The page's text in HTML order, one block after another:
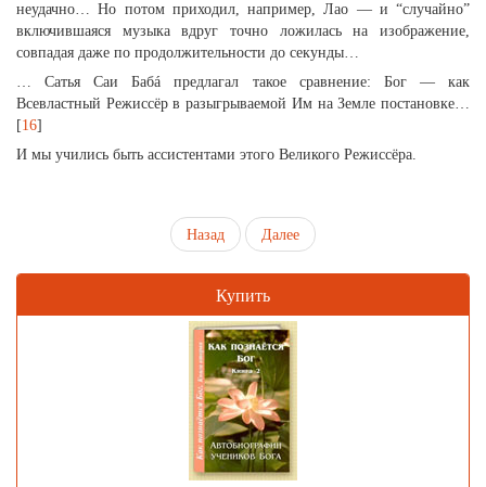
неудачно… Но потом приходил, например, Лао — и “случайно”
включившаяся музыка вдруг точно ложилась на изображение,
совпадая даже по продолжительности до секунды…
… Сатья Саи Бабá предлагал такое сравнение: Бог — как
Всевластный Режиссёр в разыгрываемой Им на Земле постановке…
[16]
И мы учились быть ассистентами этого Великого Режиссёра.
Назад Далее
Купить